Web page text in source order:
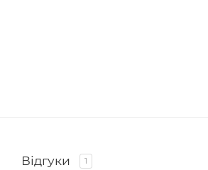
Відгуки 1